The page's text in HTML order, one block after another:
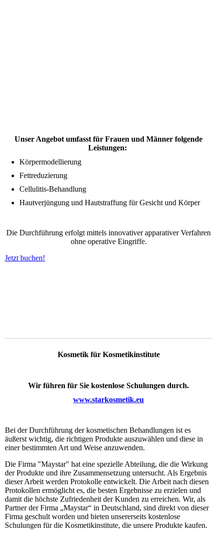
Unser Angebot umfasst für Frauen und Männer folgende
Leistungen:
Körpermodellierung
Fettreduzierung
Cellulitis-Behandlung
Hautverjüngung und Hautstraffung für Gesicht und Körper
Die Durchführung erfolgt mittels innovativer apparativer Verfahren
ohne operative Eingriffe.
Kosmetik für Kosmetikinstitute
Wir führen für Sie kostenlose Schulungen durch.
www.starkosmetik.eu
Bei der Durchführung der kosmetischen Behandlungen ist es
äußerst wichtig, die richtigen Produkte auszuwählen und diese in
einer bestimmten Art und Weise anzuwenden.
Die Firma "Maystar" hat eine spezielle Abteilung, die die Wirkung
der Produkte und ihre Zusammensetzung untersucht. Als Ergebnis
dieser Arbeit werden Protokolle entwickelt. Die Arbeit nach diesen
Protokollen ermöglicht es, die besten Ergebnisse zu erzielen und
damit die höchste Zufriedenheit der Kunden zu erreichen. Wir, als
Partner der Firma „Maystar“ in Deutschland, sind direkt von dieser
Firma geschult worden und bieten unsererseits kostenlose
Schulungen für die Kosmetikinstitute, die unsere Produkte kaufen.